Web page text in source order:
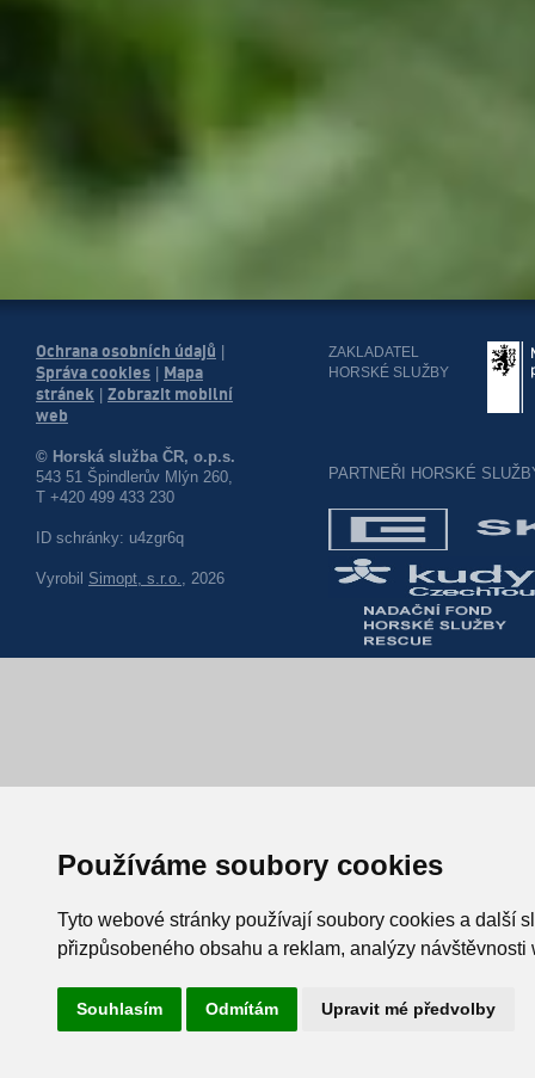
Používáme soubory cookies
Tyto webové stránky používají soubory cookies a další
přizpůsobeného obsahu a reklam, analýzy
Souhlasím Odmítám Upravit mé předvolby
Ochrana osobních údajů
Správa cookies
Mapa
stránek
Zobrazit mobilní
web
© Horská služba ČR, o.p.s.
543 51 Špindlerův Mlýn 260,
T +420 499 433 230
ID schránky: u4zgr6q
Vyrobil Simopt, s.r.o., 2026
ZAKLADATEL
HORSKÉ SLUŽBY
PARTNEŘI HORSKÉ